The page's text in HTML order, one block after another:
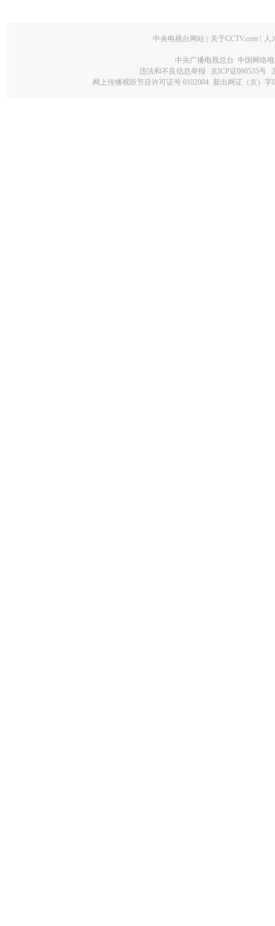
中央电视台网站 关于CCTV.com 人
中央广播电视总台 中国网络
违法和不良信息举报
京ICP证060535号
网上传播视听节目许可证号 0102004 新出网证（京）